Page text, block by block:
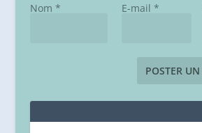
Nom * E-mail *